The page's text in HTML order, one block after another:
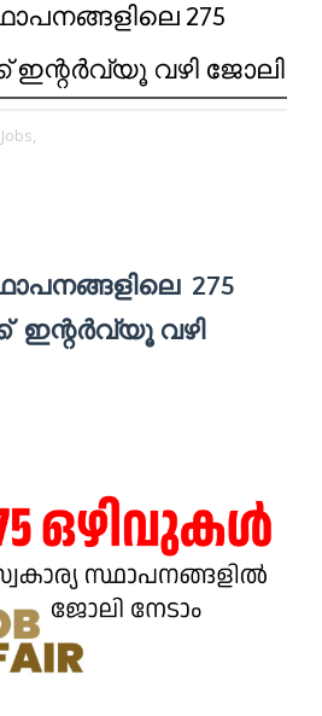
275
ഇന്റർവ്യൂ വഴി ജോലി
275
ഇന്റർവ്യൂ വഴി